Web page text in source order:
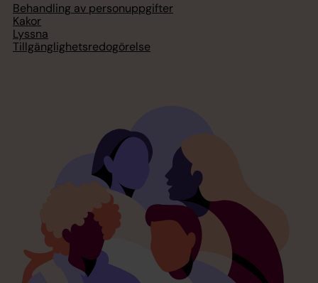
Behandling av personuppgifter
Kakor
Lyssna
Tillgänglighetsredogörelse